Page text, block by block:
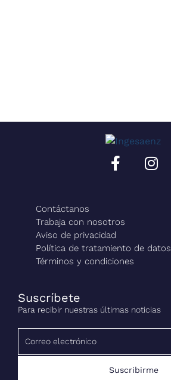
Contáctanos
Trabaja con nosotros
Aviso de privacidad
Política de tratamiento de datos
Términos y condiciones
Suscríbete
Para recibir nuestras últimas noticias
Suscribirme